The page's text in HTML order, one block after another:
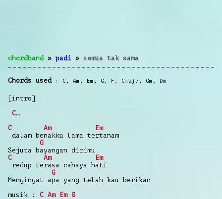
chordband» padi » semua tak sama
Chords used C , Am , Em , G , F , Cmaj7 , Gm , Dm
[intro]
C…
C
Am
Em
dalam benakku lama tertanam
G
Sejuta bayangan dirimu
C
Am
Em
redup terasa cahaya hati
G
Mengingat apa yang telah kau berikan
musik : C Am Em G